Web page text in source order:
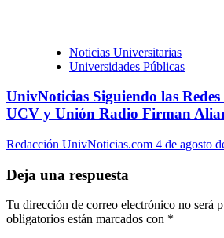
Noticias Universitarias
Universidades Públicas
UnivNoticias Siguiendo las
UCV y Unión Radio Firman
Redacción UnivNoticias.com 4 de agosto
Deja una respuesta
Tu dirección de correo electrónico no será
obligatorios están marcados con *